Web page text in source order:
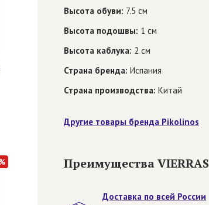
Высота обуви: 7.5 см
Высота подошвы: 1 см
Высота каблука: 2 см
Страна бренда: Испания
Страна производства: Китай
Другие товары бренда Pikolinos
Преимущества VIERRAS
Доставка по всей России